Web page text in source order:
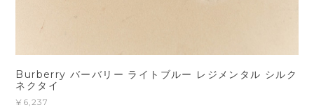
Burberry バーバリー ライトブルー レジメンタル シルク
ネクタイ
¥6,237